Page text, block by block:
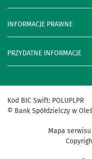
INFORMACJE PRAWNE
PRZYDATNE INFORMACJE
Kod BIC Swift: POLUPLPR
© Bank Spółdzielczy w
Mapa serwisu